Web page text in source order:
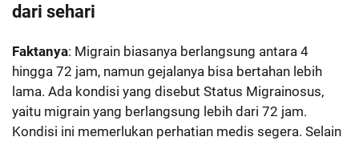
dari sehari
Faktanya: Migrain biasanya berlangsung antara 4
hingga 72 jam, namun gejalanya bisa bertahan lebih
lama. Ada kondisi yang disebut Status Migrainosus,
yaitu migrain yang berlangsung lebih dari 72 jam.
Kondisi ini memerlukan perhatian medis segera. Selain